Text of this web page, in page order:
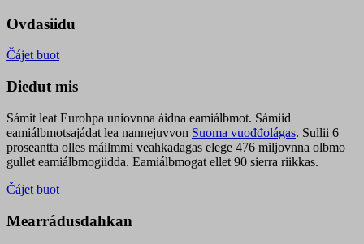
Ovdasiidu
Čájet buot
Dieđut mis
Sámit leat Eurohpa uniovnna áidna eamiálbmot. Sámiid
eamiálbmotsajádat lea nannejuvvon Suoma vuođđolágas. Sullii 6
proseantta olles máilmmi veahkadagas elege 476 miljovnna olbmo
gullet eamiálbmogiidda. Eamiálbmogat ellet 90 sierra riikkas.
Čájet buot
Mearrádusdahkan